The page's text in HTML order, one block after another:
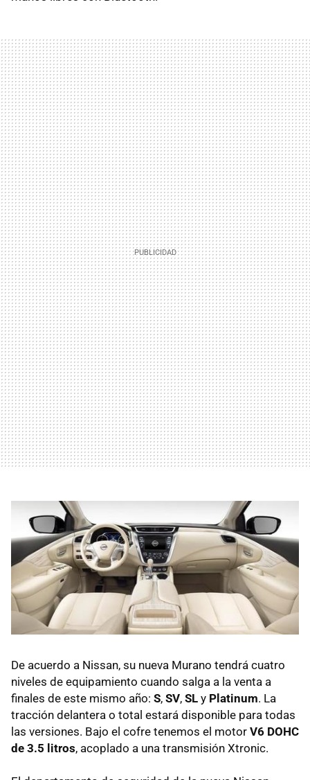
De acuerdo a Nissan, su nueva Murano tendrá cuatro
niveles de equipamiento cuando salga a la venta a
finales de este mismo año: S, SV, SL y Platinum. La
tracción delantera o total estará disponible para todas
las versiones. Bajo el cofre tenemos el motor V6 DOHC
de 3.5 litros, acoplado a una transmisión Xtronic.